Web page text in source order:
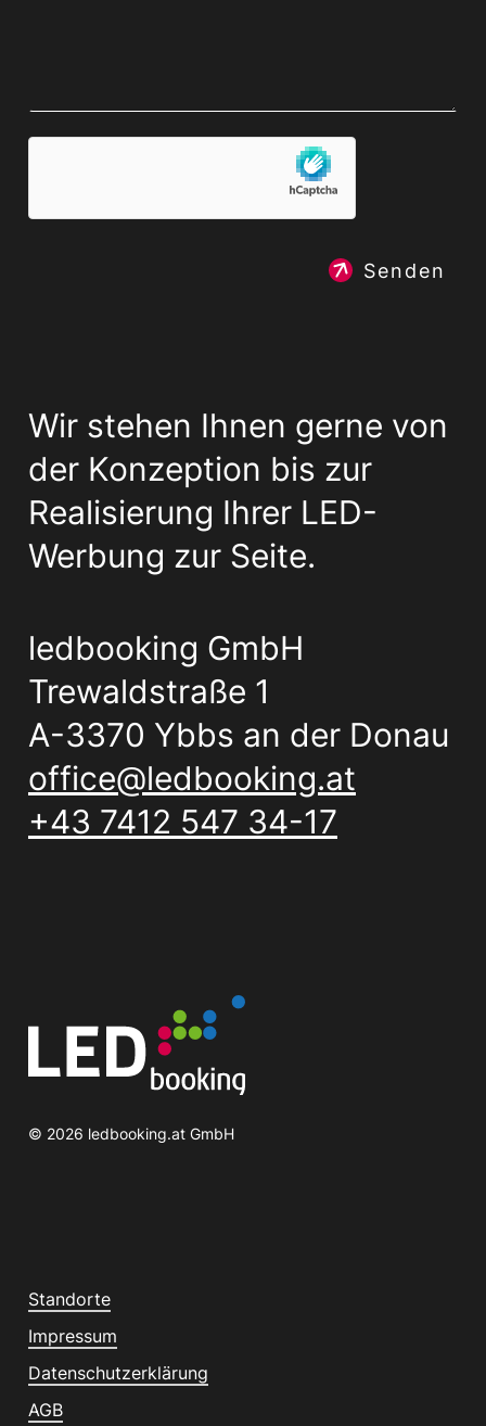
Senden
Wir stehen Ihnen gerne von
der Konzeption bis zur
Realisierung Ihrer LED-
Werbung zur Seite.
ledbooking GmbH
Trewaldstraße 1
A-3370 Ybbs an der Donau
office@ledbooking.at
+43 7412 547 34-17
© 2026 ledbooking.at GmbH
Standorte
Impressum
Datenschutzerklärung
AGB